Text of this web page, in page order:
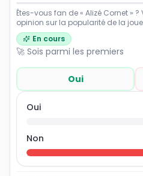
Êtes-vous fan de « Alizé Cornet »
opinion sur la popularité de la
En cours
🚀 Sois parmi les premiers
Oui
Oui
Non